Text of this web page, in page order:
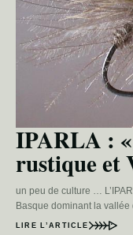
IPARLA :
rustique
un peu de culture …
Basque dominant la
LIRE L’ARTICLE